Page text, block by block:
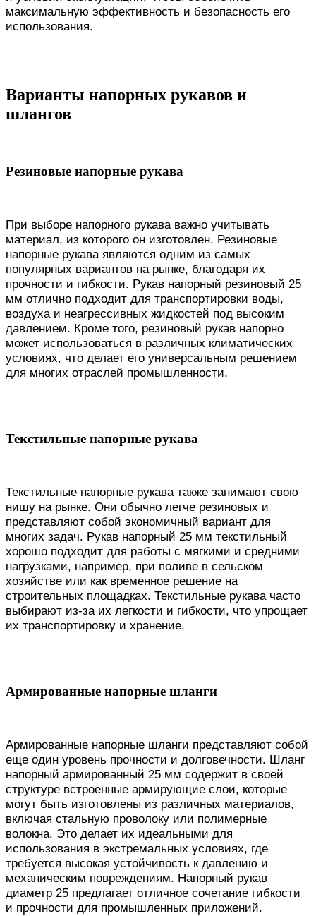
максимальную эффективность и безопасность его
использования.
Варианты напорных рукавов и
шлангов
Резиновые напорные рукава
При выборе напорного рукава важно учитывать
материал, из которого он изготовлен. Резиновые
напорные рукава являются одним из самых
популярных вариантов на рынке, благодаря их
прочности и гибкости. Рукав напорный резиновый 25
мм отлично подходит для транспортировки воды,
воздуха и неагрессивных жидкостей под высоким
давлением. Кроме того, резиновый рукав напорно
может использоваться в различных климатических
условиях, что делает его универсальным решением
для многих отраслей промышленности.
Текстильные напорные рукава
Текстильные напорные рукава также занимают свою
нишу на рынке. Они обычно легче резиновых и
представляют собой экономичный вариант для
многих задач. Рукав напорный 25 мм текстильный
хорошо подходит для работы с мягкими и средними
нагрузками, например, при поливе в сельском
хозяйстве или как временное решение на
строительных площадках. Текстильные рукава часто
выбирают из-за их легкости и гибкости, что упрощает
их транспортировку и хранение.
Армированные напорные шланги
Армированные напорные шланги представляют собой
еще один уровень прочности и долговечности. Шланг
напорный армированный 25 мм содержит в своей
структуре встроенные армирующие слои, которые
могут быть изготовлены из различных материалов,
включая стальную проволоку или полимерные
волокна. Это делает их идеальными для
использования в экстремальных условиях, где
требуется высокая устойчивость к давлению и
механическим повреждениям. Напорный рукав
диаметр 25 предлагает отличное сочетание гибкости
и прочности для промышленных приложений.